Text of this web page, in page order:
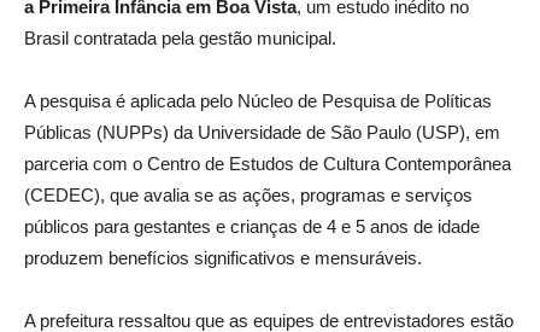
a Primeira Infância em Boa Vista, um estudo inédito no
Brasil contratada pela gestão municipal.
A pesquisa é aplicada pelo Núcleo de Pesquisa de Políticas
Públicas (NUPPs) da Universidade de São Paulo (USP), em
parceria com o Centro de Estudos de Cultura Contemporânea
(CEDEC), que avalia se as ações, programas e serviços
públicos para gestantes e crianças de 4 e 5 anos de idade
produzem benefícios significativos e mensuráveis.
A prefeitura ressaltou que as equipes de entrevistadores estão